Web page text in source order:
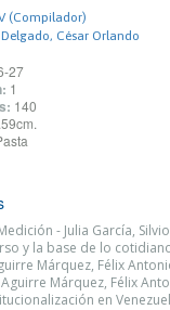
(Compilador)
César Orlando
27
1
140
- Julia García,
y la base de lo
Márquez, Félix
Márquez, Félix
en